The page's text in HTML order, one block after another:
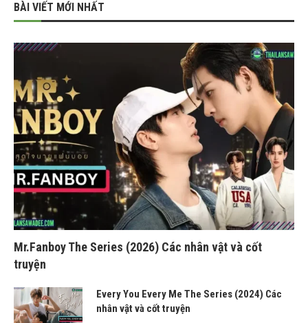
BÀI VIẾT MỚI NHẤT
Mr.Fanboy The Series (2026) Các nhân vật và cốt
truyện
Every You Every Me The Series (2024) Các
nhân vật và cốt truyện